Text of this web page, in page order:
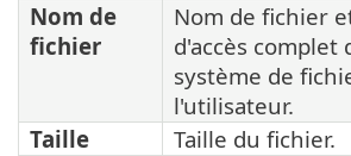
Nom de
fichier
Nom de fichier
d'accès complet
système de
l'utilisateur.
Taille
Taille du fichier.